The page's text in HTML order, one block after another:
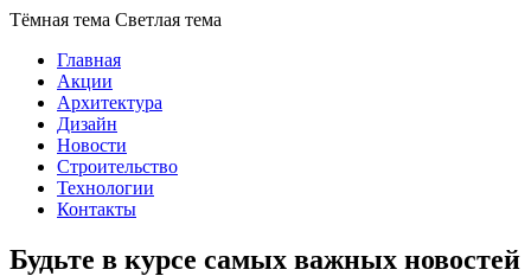
Тёмная тема Светлая тема
Главная
Акции
Архитектура
Дизайн
Новости
Строительство
Технологии
Контакты
Будьте в курсе самых важных новостей